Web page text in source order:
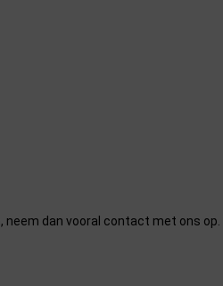
dan vooral contact met ons op.